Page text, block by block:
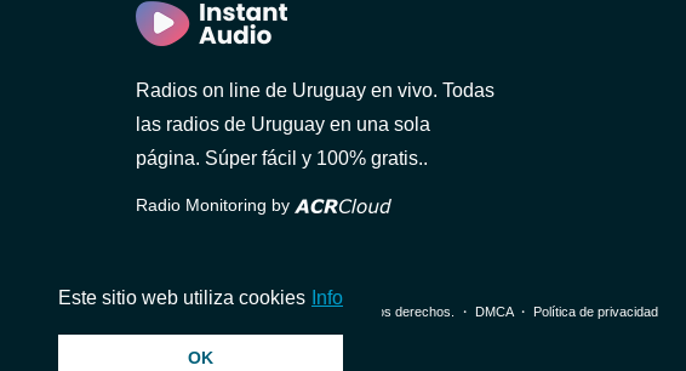
Radios on line de Uruguay en vivo. Todas
las radios de Uruguay en una sola
página. Súper fácil y 100% gratis..
Radio Monitoring by
© 2026 InstantAudio. Reservados todos los derechos. ・ DMCA・ Política de privacidad
Este sitio web utiliza cookies Info
OK